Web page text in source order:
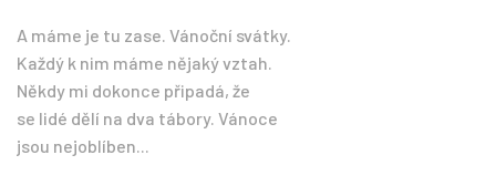
A máme je tu zase. Vánoční svátky.
Každý k nim máme nějaký vztah.
Někdy mi dokonce připadá, že
se lidé dělí na dva tábory. Vánoce
jsou nejoblíben...